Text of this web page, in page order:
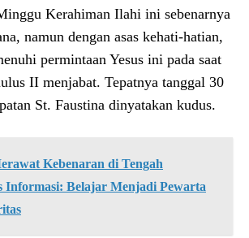
Kerahiman Ilahi ini sebenarnya
namun dengan asas kehati-hatian,
permintaan Yesus ini pada saat
II menjabat. Tepatnya tanggal 30
St. Faustina dinyatakan kudus.
Kebenaran di Tengah
Informasi: Belajar Menjadi Pewarta